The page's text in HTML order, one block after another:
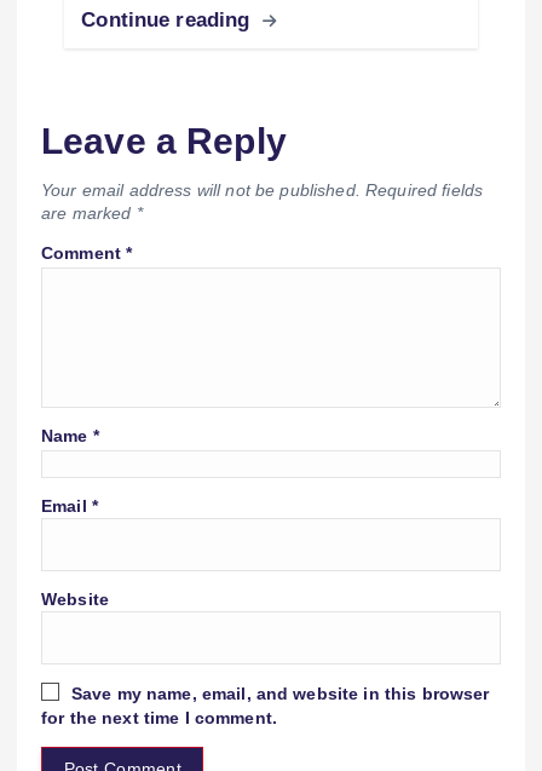
Continue reading
Leave a Reply
Your email address will not be published. Required fields
are marked *
Comment*
Name *
Email *
Website
Save my name, email, and website in this browser
for the next time I comment.